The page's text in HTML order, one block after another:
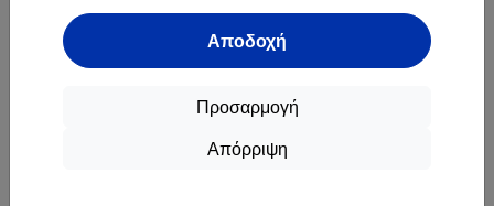
Αποδοχή
Προσαρμογή
Απόρριψη
1